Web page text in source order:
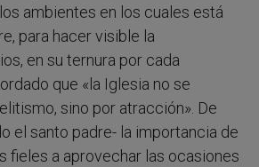
ambientes en los cuales está
para hacer visible la
en su ternura por cada
que «la Iglesia no se
sino por atracción». De
el santo padre- la importancia de
fieles a aprovechar las ocasiones